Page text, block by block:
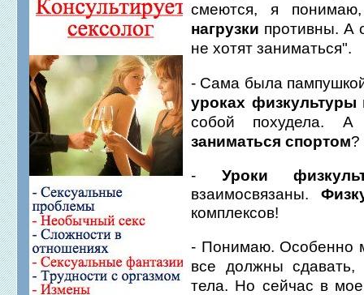
смеются, я
нагрузки противны. А
не хотят заниматься".
- Сама была
уроках
собой похудела.
заниматься спортом?
- Уроки
взаимосвязаны.
комплексов!
- Понимаю. Особенно
все должны сдавать,
тела. Но сейчас в